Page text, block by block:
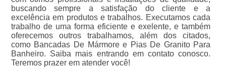
buscando sempre a satisfação do cliente e a
excelência em produtos e trabalhos. Executamos cada
trabalho de uma forma eficiente e exelente, e também
oferecemos outros trabalhamos, além dos citados,
como Bancadas De Mármore e Pias De Granito Para
Banheiro. Saiba mais entrando em contato conosco.
Teremos prazer em atender você!